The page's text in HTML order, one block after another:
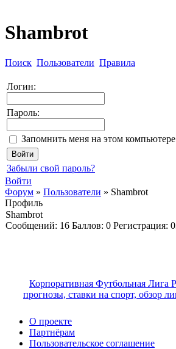
Shambrot
Поиск Пользователи Правила
Логин:
Пароль:
Запомнить меня на этом компьютере
Забыли свой пароль?
Войти
Форум » Пользователи » Shambrot
Профиль
Shambrot
Cообщений: 16 Баллов: 0 Регистрация:
Корпоративная Футбольная Лига
прогнозы, ставки на спорт, обзор
О проекте
Партнёрам
Пользовательское соглашение